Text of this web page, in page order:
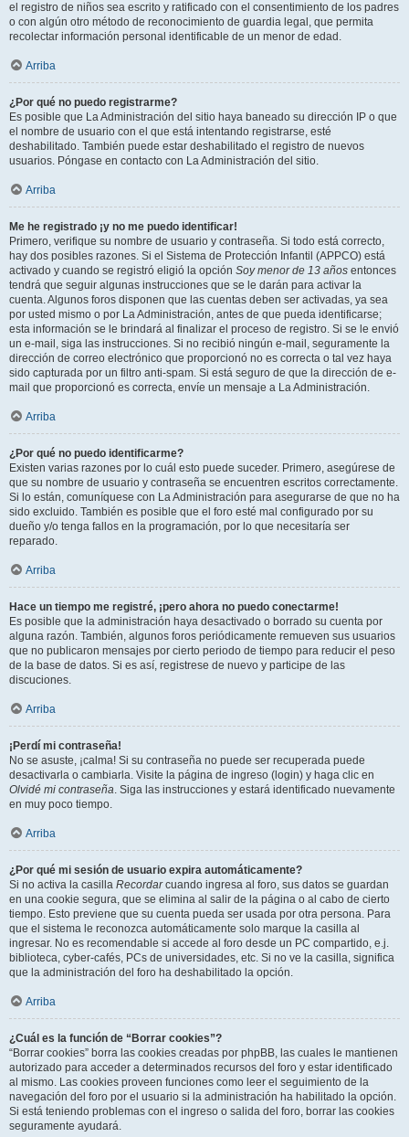
el registro de niños sea escrito y ratificado con el consentimiento de los padres
o con algún otro método de reconocimiento de guardia legal, que permita
recolectar información personal identificable de un menor de edad.
Arriba
¿Por qué no puedo registrarme?
Es posible que La Administración del sitio haya baneado su dirección IP o que
el nombre de usuario con el que está intentando registrarse, esté
deshabilitado. También puede estar deshabilitado el registro de nuevos
usuarios. Póngase en contacto con La Administración del sitio.
Arriba
Me he registrado ¡y no me puedo identificar!
Primero, verifique su nombre de usuario y contraseña. Si todo está correcto,
hay dos posibles razones. Si el Sistema de Protección Infantil (APPCO) está
activado y cuando se registró eligió la opción Soy menor de 13 años entonces
tendrá que seguir algunas instrucciones que se le darán para activar la
cuenta. Algunos foros disponen que las cuentas deben ser activadas, ya sea
por usted mismo o por La Administración, antes de que pueda identificarse;
esta información se le brindará al finalizar el proceso de registro. Si se le envió
un e-mail, siga las instrucciones. Si no recibió ningún e-mail, seguramente la
dirección de correo electrónico que proporcionó no es correcta o tal vez haya
sido capturada por un filtro anti-spam. Si está seguro de que la dirección de e-
mail que proporcionó es correcta, envíe un mensaje a La Administración.
Arriba
¿Por qué no puedo identificarme?
Existen varias razones por lo cuál esto puede suceder. Primero, asegúrese de
que su nombre de usuario y contraseña se encuentren escritos correctamente.
Si lo están, comuníquese con La Administración para asegurarse de que no ha
sido excluido. También es posible que el foro esté mal configurado por su
dueño y/o tenga fallos en la programación, por lo que necesitaría ser
reparado.
Arriba
Hace un tiempo me registré, ¡pero ahora no puedo conectarme!
Es posible que la administración haya desactivado o borrado su cuenta por
alguna razón. También, algunos foros periódicamente remueven sus usuarios
que no publicaron mensajes por cierto periodo de tiempo para reducir el peso
de la base de datos. Si es así, registrese de nuevo y participe de las
discuciones.
Arriba
¡Perdí mi contraseña!
No se asuste, ¡calma! Si su contraseña no puede ser recuperada puede
desactivarla o cambiarla. Visite la página de ingreso (login) y haga clic en
Olvidé mi contraseña. Siga las instrucciones y estará identificado nuevamente
en muy poco tiempo.
Arriba
¿Por qué mi sesión de usuario expira automáticamente?
Si no activa la casilla Recordarcuando ingresa al foro, sus datos se guardan
en una cookie segura, que se elimina al salir de la página o al cabo de cierto
tiempo. Esto previene que su cuenta pueda ser usada por otra persona. Para
que el sistema le reconozca automáticamente solo marque la casilla al
ingresar. No es recomendable si accede al foro desde un PC compartido, e.j.
biblioteca, cyber-cafés, PCs de universidades, etc. Si no ve la casilla, significa
que la administración del foro ha deshabilitado la opción.
Arriba
¿Cuál es la función de “Borrar cookies”?
“Borrar cookies” borra las cookies creadas por phpBB, las cuales le mantienen
autorizado para acceder a determinados recursos del foro y estar identificado
al mismo. Las cookies proveen funciones como leer el seguimiento de la
navegación del foro por el usuario si la administración ha habilitado la opción.
Si está teniendo problemas con el ingreso o salida del foro, borrar las cookies
seguramente ayudará.